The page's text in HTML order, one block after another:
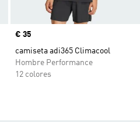
Precio
€ 35
camiseta adi365 Climacool
Hombre Performance
12 colores